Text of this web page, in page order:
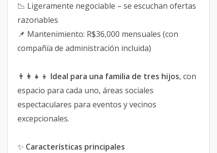
📉 Ligeramente negociable – se escuchan ofertas
razonables
📌 Mantenimiento: R$36,000 mensuales (con
compañía de administración incluida)
👨‍👩‍👧‍👦 Ideal para una familia de tres hijos, con
espacio para cada uno, áreas sociales
espectaculares para eventos y vecinos
excepcionales.
✨ Características principales